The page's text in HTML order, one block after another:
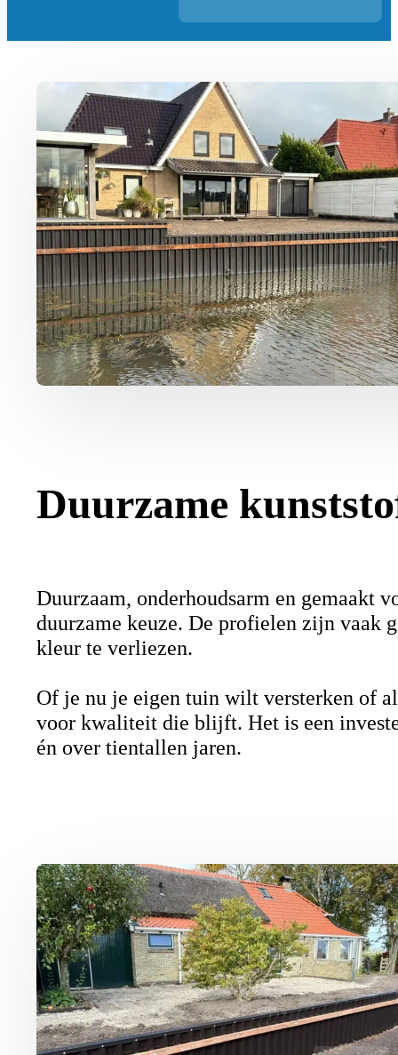
Duurzame
Duurzaam, onderhoudsarm en gemaakt
duurzame keuze. De profielen zijn vaak
kleur te verliezen.
Of je nu je eigen tuin wilt versterken of
voor kwaliteit die blijft. Het is een
én over tientallen jaren.